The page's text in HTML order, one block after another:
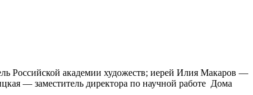
Российской академии художеств; иерей Илия Макаров —
— заместитель директора по научной работе Дома